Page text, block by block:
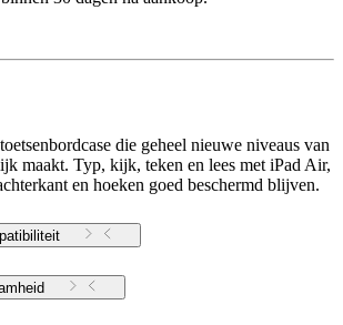
die geheel nieuwe niveaus van
maakt. Typ, kijk, teken en lees met iPad Air,
en hoeken goed beschermd blijven.